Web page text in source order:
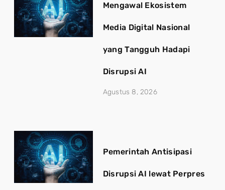
Mengawal Ekosistem
Media Digital Nasional
yang Tangguh Hadapi
Disrupsi AI
Agustus 8, 2026
Pemerintah Antisipasi
Disrupsi AI lewat Perpres